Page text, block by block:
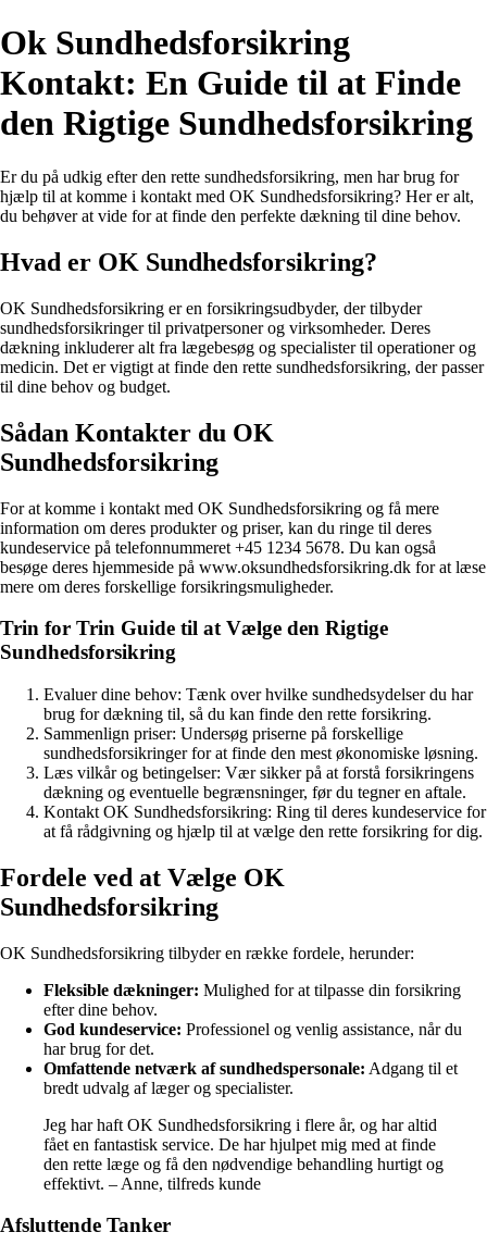
Ok Sundhedsforsikring
Kontakt: En Guide til at Finde
den Rigtige Sundhedsforsikring
Er du på udkig efter den rette sundhedsforsikring, men har brug for
hjælp til at komme i kontakt med OK Sundhedsforsikring? Her er alt,
du behøver at vide for at finde den perfekte dækning til dine behov.
Hvad er OK Sundhedsforsikring?
OK Sundhedsforsikring er en forsikringsudbyder, der tilbyder
sundhedsforsikringer til privatpersoner og virksomheder. Deres
dækning inkluderer alt fra lægebesøg og specialister til operationer og
medicin. Det er vigtigt at finde den rette sundhedsforsikring, der passer
til dine behov og budget.
Sådan Kontakter du OK
Sundhedsforsikring
For at komme i kontakt med OK Sundhedsforsikring og få mere
information om deres produkter og priser, kan du ringe til deres
kundeservice på telefonnummeret +45 1234 5678. Du kan også
besøge deres hjemmeside på www.oksundhedsforsikring.dk for at læse
mere om deres forskellige forsikringsmuligheder.
Trin for Trin Guide til at Vælge den Rigtige
Sundhedsforsikring
Evaluer dine behov: Tænk over hvilke sundhedsydelser du har
brug for dækning til, så du kan finde den rette forsikring.
Sammenlign priser: Undersøg priserne på forskellige
sundhedsforsikringer for at finde den mest økonomiske løsning.
Læs vilkår og betingelser: Vær sikker på at forstå forsikringens
dækning og eventuelle begrænsninger, før du tegner en aftale.
Kontakt OK Sundhedsforsikring: Ring til deres kundeservice for
at få rådgivning og hjælp til at vælge den rette forsikring for dig.
Fordele ved at Vælge OK
Sundhedsforsikring
OK Sundhedsforsikring tilbyder en række fordele, herunder:
Fleksible dækninger: Mulighed for at tilpasse din forsikring
efter dine behov.
God kundeservice: Professionel og venlig assistance, når du
har brug for det.
Omfattende netværk af sundhedspersonale: Adgang til et
bredt udvalg af læger og specialister.
Jeg har haft OK Sundhedsforsikring i flere år, og har altid
fået en fantastisk service. De har hjulpet mig med at finde
den rette læge og få den nødvendige behandling hurtigt og
effektivt. – Anne, tilfreds kunde
Afsluttende Tanker